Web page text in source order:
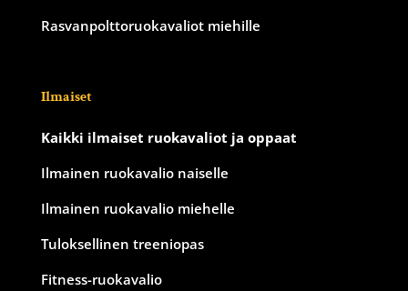
Rasvanpolttoruokavaliot miehille
Ilmaiset
Kaikki ilmaiset ruokavaliot ja oppaat
Ilmainen ruokavalio naiselle
Ilmainen ruokavalio miehelle
Tuloksellinen treeniopas
Fitness-ruokavalio